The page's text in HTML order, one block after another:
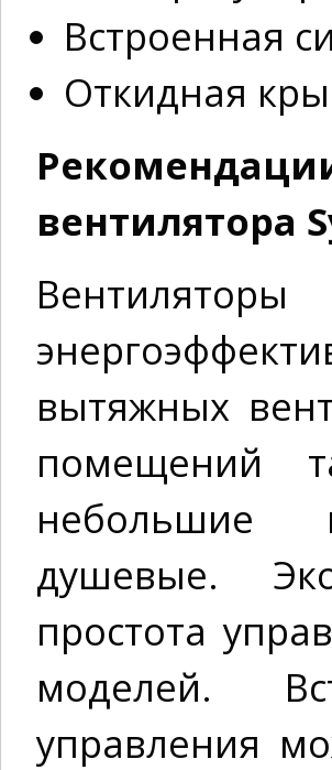
Встроенная
Откидная
вентилятора
вытяжных
помещений
небольшие
душевые.
простота
моделей.
управления